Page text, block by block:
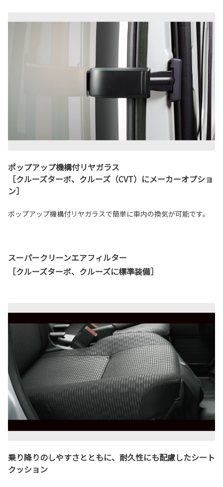
ポップアップ機構付リヤガラス
［クルーズターボ、クルーズ（CVT）にメーカーオプショ
ン］
ポップアップ機構付リヤガラスで簡単に車内の換気が可能です。
スーパークリーンエアフィルター
［クルーズターボ、クルーズに標準装備］
乗り降りのしやすさとともに、耐久性にも配慮したシート
クッション